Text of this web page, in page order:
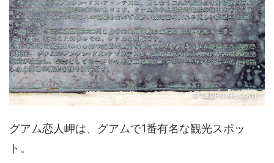
グアム恋人岬は、グアムで1番有名な観光スポッ
ト。